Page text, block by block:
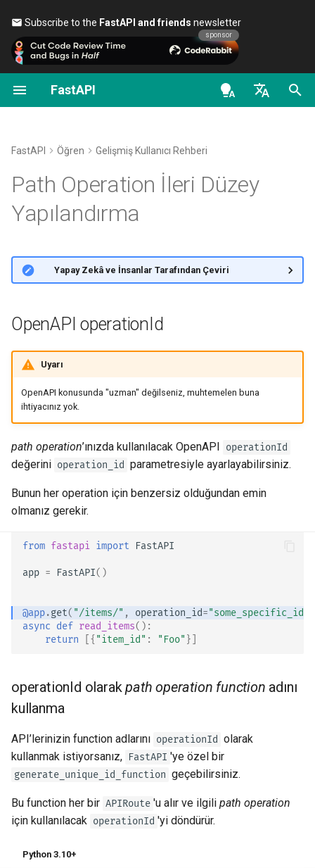
Subscribe to the FastAPI and friends newsletter 🎉
sponsor
FastAPI
de - Deutsch
es - español
ko - 한국어
ru - русский язык
tr - Türkçe
uk - українська мова
zh - 简体中文
zh-hant - 繁體中文
İlk Adımlar
Request Body
Path Parametreleri ve Sayısal
Query Parameter Modelleri
Body - Birden Fazla
Parametre
Body - Alanlar
Body - İç İçe Modeller
Request Örnek Verilerini
Tanımlama
Ek Veri Tipleri
Cookie (Çerez) Parametreleri
Header Parametreleri
Cookie Parametre Modelleri
Header Parametre Modelleri
Response Model - Dönüş Tipi
Ek Modeller
Response Status Code'u
Form Verisi
Form Model'leri
Dependency Olarak
Decorator'lerinde
Dependency'ler
yield ile Dependency'ler
Güvenlik - İlk Adımlar
OAuth2
OpenAPI operationId
operation functionadını
OpenAPI’den Hariç Tutma
Ek Responses
OpenAPI Extra
OpenAPI Extensions
Özel OpenAPI
path operation
şeması
OAuth2 scope'ları
FastAPI Sürümleri Hakkında
Bir Sunucuyu Manuel Olarak
Çalıştırın
Bulut Sağlayıcılar Üzerinde
Server Workers - Worker'larla
Uvicorn
Container'larda FastAPI -
Docker
Genel - Nasıl Yapılır - Tarifler
v2'ye Geçiş
GraphQL
Özel Request ve APIRoute
Koşullu OpenAPI
Input ve Output için Ayrı
OpenAPI Schema'ları (Ya da
Değil)
Özel Docs UI Statik Varlıkları
(Self-Hosting)
Swagger UI'yi Yapılandırın
Bir Veritabanını Test Etmek
Hata Durum Kodlarını
FastAPI class
UploadFile class
Dependencies - Depends()
APIRouter class
Background Tasks -
BackgroundTasks
Request class
WebSockets
HTTPConnection class
File, HTML, Redirect,
Server-Sent Events -
EventSourceResponse and
Middleware
OpenAPI
OpenAPI docs
Security Tools
Encoders - jsonable_encoder
FastAPI People
External Links
newsletter
Alternatifler, İlham Kaynakları
Geçmişi, Tasarımı ve Geleceği
Kıyaslamalar
Repository Management
FastAPI Öğren Gelişmiş Kullanıcı Rehberi
Path Operation İleri Düzey
Yapılandırma
🌐 Yapay Zekâ ve İnsanlar Tarafından Çeviri
OpenAPI operationId
Uyarı
OpenAPI konusunda "uzman" değilseniz, muhtemelen buna
ihtiyacınız yok.
path operation’ınızda kullanılacak OpenAPI operationId
değerini operation_id parametresiyle ayarlayabilirsiniz.
Bunun her operation için benzersiz olduğundan emin
olmanız gerekir.
from fastapi import FastAPI
app = FastAPI()
@app.get( "/items/" , operation_id=
async def read_items():
return
[{ "item_id" : "Foo" }]
operationId olarakpath operation function adını
kullanma
API’lerinizin function adlarını operationId olarak
kullanmak istiyorsanız, FastAPI 'ye özel bir
generate_unique_id_function geçebilirsiniz.
Bu function her bir APIRoute 'u alır ve ilgili path operation
için kullanılacak operationId 'yi döndürür.
Python 3.10+